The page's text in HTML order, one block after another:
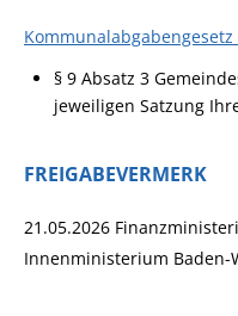
Kommunalabgabengesetz
§ 9 Absatz 3
jeweiligen Satzung
FREIGABEVERMERK
21.05.2026
Innenministerium Baden-